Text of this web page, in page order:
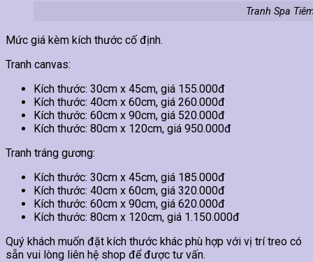
Tranh Spa
Mức giá kèm kích thước cố định.
Tranh canvas:
Kích thước: 30cm x 45cm, giá 155.000đ
Kích thước: 40cm x 60cm, giá 260.000đ
Kích thước: 60cm x 90cm, giá 520.000đ
Kích thước: 80cm x 120cm, giá 950.000đ
Tranh tráng gương:
Kích thước: 30cm x 45cm, giá 185.000đ
Kích thước: 40cm x 60cm, giá 320.000đ
Kích thước: 60cm x 90cm, giá 620.000đ
Kích thước: 80cm x 120cm, giá 1.150.000đ
Quý khách muốn đặt kích thước khác phù hợp với vị trí treo có
sẵn vui lòng liên hệ shop để được tư vấn.